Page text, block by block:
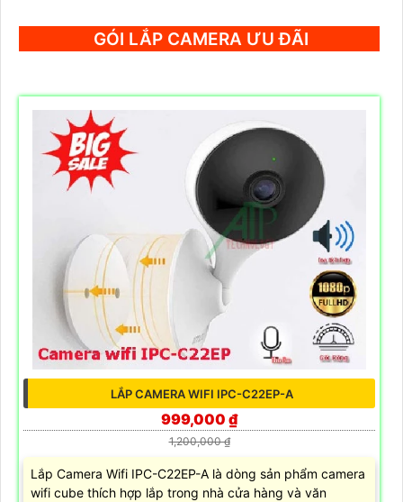
GÓI LẮP CAMERA ƯU ĐÃI
LẮP CAMERA WIFI IPC-C22EP-A
999,000 ₫
1,200,000 ₫
Lắp Camera Wifi IPC-C22EP-A là dòng sản phẩm camera
wifi cube thích hợp lắp trong nhà cửa hàng và văn